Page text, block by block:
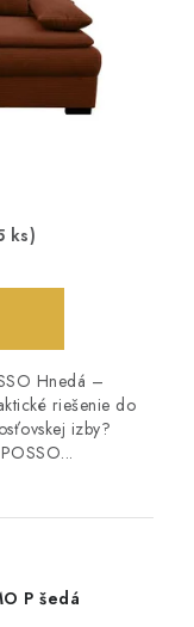
ks)
Hnedá –
riešenie do
izby?
P šedá